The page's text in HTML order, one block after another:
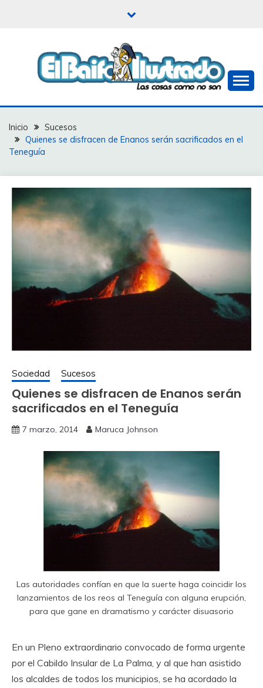
EL BAIFO ILUSTRADO
Inicio
Sucesos
Quienes se disfracen de Enanos serán sacrificados en el
Teneguía
Sociedad Sucesos
Quienes se disfracen de Enanos serán
sacrificados en el Teneguía
7 marzo, 2014 Maruca Johnson
Las autoridades confían en que la suerte haga coincidir los
lanzamientos de los reos al Teneguía con alguna erupción,
para que gane en dramatismo y carácter disuasorio
En un Pleno extraordinario convocado de forma urgente
por el Cabildo Insular de La Palma, y al que han asistido
los alcaldes de todos los municipios, se ha acordado la